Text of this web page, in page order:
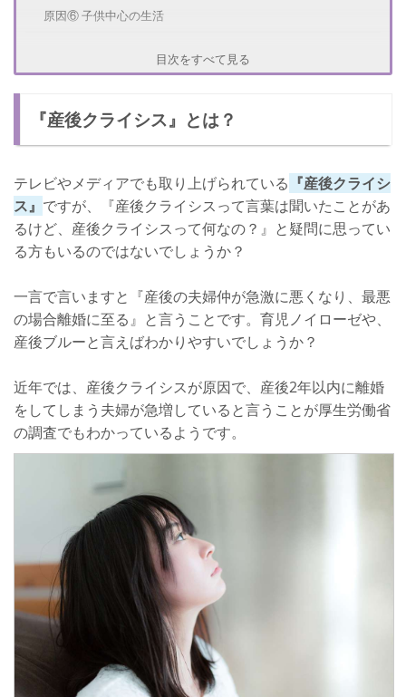
原因⑥ 子供中心の生活
特徴② 神経質ママ
特徴③ 会話が少ない夫婦
産後クライシスの対処法
とにかく夫婦のコミニュケーションを取る
感謝の言葉や褒め言葉をしっかり伝える
さいごに
目次をすべて見る
『産後クライシス』とは？
テレビやメディアでも取り上げられている 『産後クライシ
ス』 ですが、『産後クライシスって言葉は聞いたことがあ
るけど、産後クライシスって何なの？』と疑問に思ってい
る方もいるのではないでしょうか？
一言で言いますと『産後の夫婦仲が急激に悪くなり、最悪
の場合離婚に至る』と言うことです。育児ノイローゼや、
産後ブルーと言えばわかりやすいでしょうか？
近年では、産後クライシスが原因で、産後2年以内に離婚
をしてしまう夫婦が急増していると言うことが厚生労働省
の調査でもわかっているようです。